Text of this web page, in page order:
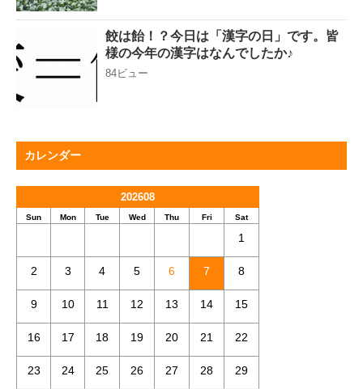
餃は飴！？今日は「漢字の日」です。皆
様の今年の漢字はなんでしたか♪
84ビュー
カレンダー
202608
Sun Mon Tue Wed Thu Fri Sat
1
2 3 4 5 6 7 8
9 10 11 12 13 14 15
16 17 18 19 20 21 22
23 24 25 26 27 28 29